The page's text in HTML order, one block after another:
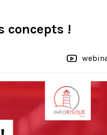
concepts !